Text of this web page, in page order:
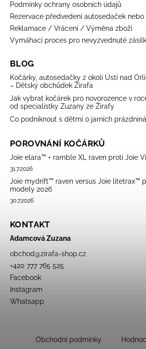
Podmínky ochrany osobních údajů
Rezervace předvedení autosedaček
Reklamace / Vrácení / Výměna zboží
Vymáhací proces pro nevyzvednuté
BLOG
Kočárky, autosedačky z okolí Ústí nad
– Dětský obchůdek Žirafa
Jak vybrat kočárek pro novorozence v
od specialistky Zuzany ze Žirafy
Co podniknout s dětmi o jarních
POROVNÁNÍ KOČÁRKŮ
Joie elara™ + ramble XL raven proti Joie
31.7.2026
Joie mydrift™ raven versus Joie litetrax™
modely 2026
30.7.2026
KONTAKT
Adamcová Zuzana
obchod@zirafa-shop.cz
+420 777 765 525
Facebook
Instagram
Whatsapp
Obchodní podmínky